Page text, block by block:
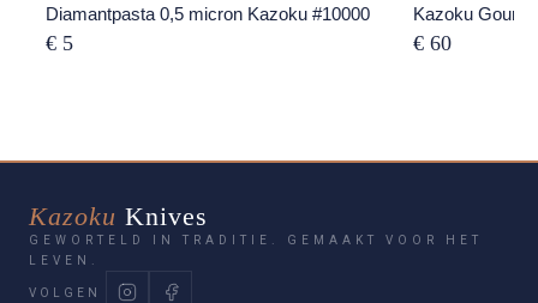
Diamantpasta 0,5 micron Kazoku #10000
€ 5
Kazoku
€ 60
Kazoku Knives
GEWORTELD IN TRADITIE. GEMAAKT VOOR HET
LEVEN.
VOLGEN